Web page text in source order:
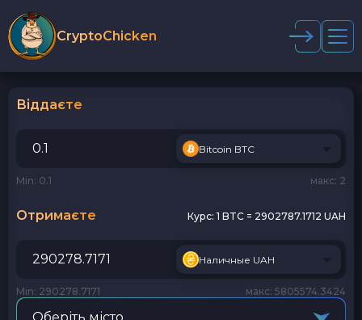
CryptoChicken
Віддаєте
Bitcoin BTC
Min: 0.1 макс: 2
Отримаєте Курс: 1 BTC = 2902787.1712 UAH
Наличные UAH
Min: 290278.7171 макс: 5805574.3424